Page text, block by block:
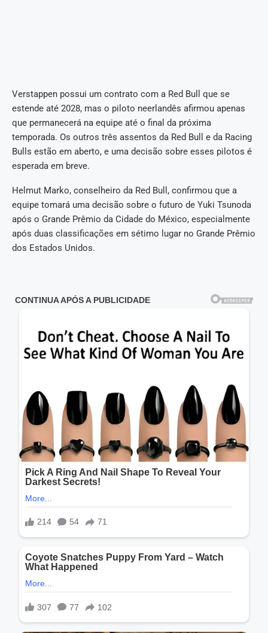
Verstappen possui um contrato com a Red Bull que se
estende até 2028, mas o piloto neerlandês afirmou apenas
que permanecerá na equipe até o final da próxima
temporada. Os outros três assentos da Red Bull e da Racing
Bulls estão em aberto, e uma decisão sobre esses pilotos é
esperada em breve.
Helmut Marko, conselheiro da Red Bull, confirmou que a
equipe tomará uma decisão sobre o futuro de Yuki Tsunoda
após o Grande Prêmio da Cidade do México, especialmente
após duas classificações em sétimo lugar no Grande Prêmio
dos Estados Unidos.